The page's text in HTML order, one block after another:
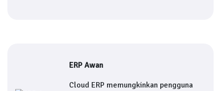
ERP Awan
Cloud ERP memungkinkan pengguna